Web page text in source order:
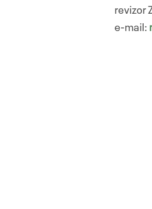
revizor
e-mail: